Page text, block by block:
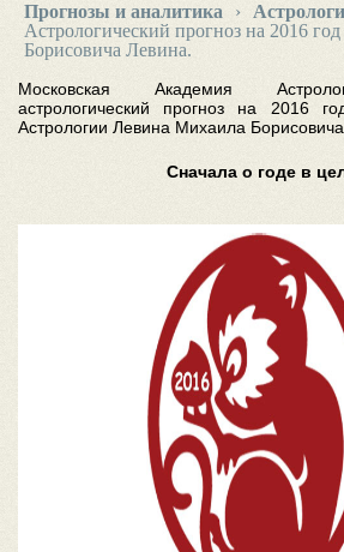
Прогнозы и аналитика ›
Астрологический прогноз на 2016
Борисовича Левина.
Московская Академия
астрологический прогноз на 2016
Астрологии Левина Михаила Борисовича.
Сначала о годе в